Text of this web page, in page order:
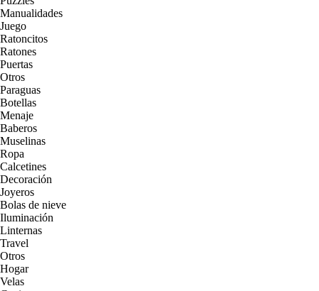
Manualidades
Juego
Ratoncitos
Ratones
Puertas
Otros
Paraguas
Botellas
Menaje
Baberos
Muselinas
Ropa
Calcetines
Decoración
Joyeros
Bolas de nieve
Iluminación
Linternas
Travel
Otros
Hogar
Velas